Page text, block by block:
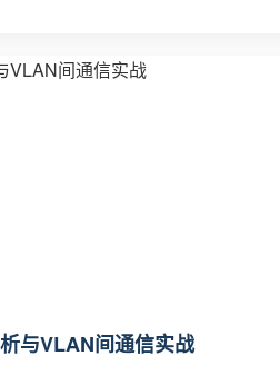
与VLAN间通信实战